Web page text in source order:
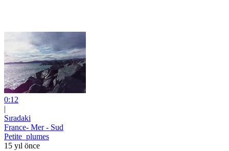
0:12
|
Sıradaki
France- Mer - Sud
Petite_plumes
15 yıl önce